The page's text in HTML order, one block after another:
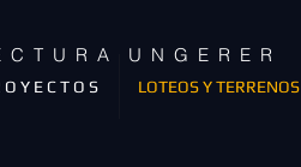
C T U R A U N G E R E R
O Y E C T O S LOTEOS Y TERRENOS